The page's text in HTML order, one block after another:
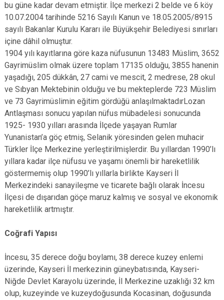
bu güne kadar devam etmiştir. İlçe merkezi 2 belde ve 6 köy
10.07.2004 tarihinde 5216 Sayılı Kanun ve 18.05.2005/8915
sayılı Bakanlar Kurulu Kararı ile Büyükşehir Belediyesi sınırları
içine dâhil olmuştur.
1904 yılı kayıtlarına göre kaza nüfusunun 13483 Müslim, 3652
Gayrimüslim olmak üzere toplam 17135 olduğu, 3855 hanenin
yaşadığı, 205 dükkân, 27 cami ve mescit, 2 medrese, 28 okul
ve Sıbyan Mektebinin olduğu ve bu mekteplerde 723 Müslim
ve 73 Gayrimüslimin eğitim gördüğü anlaşılmaktadırLozan
Antlaşması sonucu yapılan nüfus mübadelesi sonucunda
1925- 1930 yılları arasında İlçede yaşayan Rumlar
Yunanistan’a göç etmiş, Selanik yöresinden gelen muhacir
Türkler İlçe Merkezine yerleştirilmişlerdir. Bu yıllardan 1990’lı
yıllara kadar ilçe nüfusu ve yaşamı önemli bir hareketlilik
göstermemiş olup 1990’lı yıllarla birlikte Kayseri İl
Merkezindeki sanayileşme ve ticarete bağlı olarak İncesu
İlçesi de dışarıdan göçe maruz kalmış ve sosyal ve ekonomik
hareketlilik artmıştır.
Coğrafi Yapısı
İncesu, 35 derece doğu boylamı, 38 derece kuzey enlemi
üzerinde, Kayseri İl merkezinin güneybatısında, Kayseri-
Niğde Devlet Karayolu üzerinde, İl Merkezine uzaklığı 32 km
olup, kuzeyinde ve kuzeydoğusunda Kocasinan, doğusunda